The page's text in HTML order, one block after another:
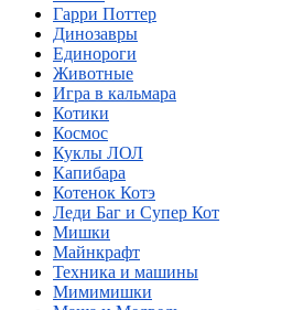
Гарри Поттер
Динозавры
Единороги
Животные
Игра в кальмара
Котики
Космос
Куклы ЛОЛ
Капибара
Котенок Котэ
Леди Баг и Супер Кот
Мишки
Майнкрафт
Техника и машины
Мимимишки